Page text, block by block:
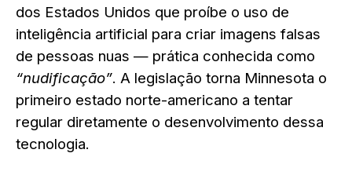
dos Estados Unidos que proíbe o uso de
inteligência artificial para criar imagens falsas
de pessoas nuas — prática conhecida como
“nudificação”. A legislação torna Minnesota o
primeiro estado norte-americano a tentar
regular diretamente o desenvolvimento dessa
tecnologia.